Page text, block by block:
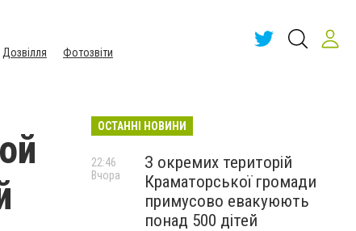
Дозвілля Фотозвіти
ОСТАННІ НОВИНИ
З окремих територій
Краматорської громади
примусово евакуюють
понад 500 дітей
22:46
Вчора